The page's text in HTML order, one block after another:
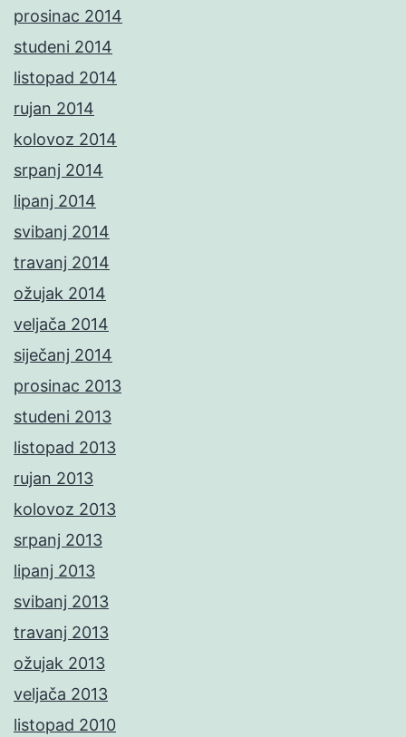
prosinac 2014
studeni 2014
listopad 2014
rujan 2014
kolovoz 2014
srpanj 2014
lipanj 2014
svibanj 2014
travanj 2014
ožujak 2014
veljača 2014
siječanj 2014
prosinac 2013
studeni 2013
listopad 2013
rujan 2013
kolovoz 2013
srpanj 2013
lipanj 2013
svibanj 2013
travanj 2013
ožujak 2013
veljača 2013
listopad 2010